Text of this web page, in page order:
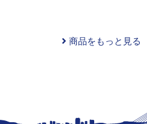
商品をもっと見る